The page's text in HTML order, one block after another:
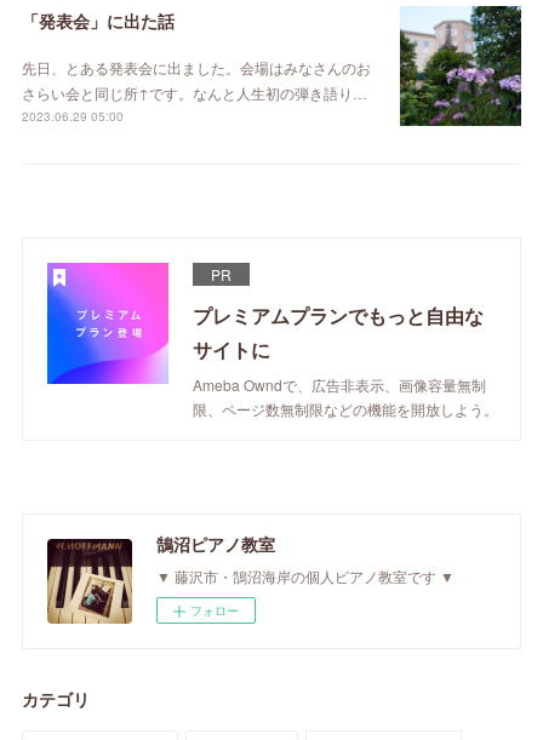
「発表会」に出た話
先日、とある発表会に出ました。会場はみなさんのお
さらい会と同じ所↑です。なんと人生初の弾き語り…
2023.06.29 05:00
PR
プレミアムプランでもっと自由な
サイトに
Ameba Owndで、広告非表示、画像容量無制
限、ページ数無制限などの機能を開放しよう。
鵠沼ピアノ教室
▼ 藤沢市・鵠沼海岸の個人ピアノ教室です ▼
フォロー
カテゴリ